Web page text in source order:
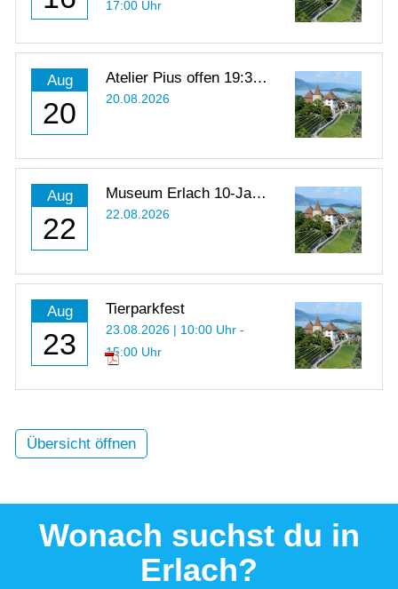
17:00 Uhr
Aug
20
Atelier Pius offen 19:30 -
21:00 Uhr
20.08.2026
Aug
22
Museum Erlach 10-Jahr-
Jubiläum
22.08.2026
Aug
23
Tierparkfest
23.08.2026 | 10:00 Uhr -
15:00 Uhr
Übersicht öffnen
Wonach suchst du in
Erlach?